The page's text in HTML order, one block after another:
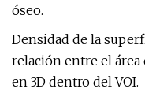
óseo.
Densidad de la
relación entre el
en 3D dentro del VOI.